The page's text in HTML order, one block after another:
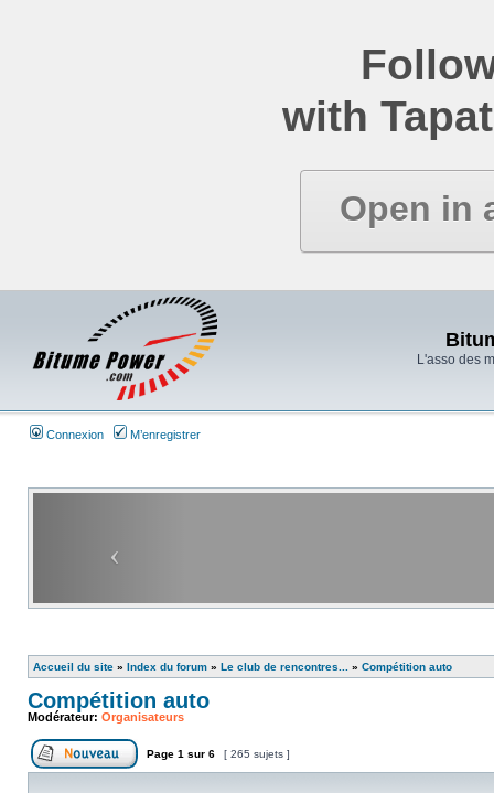
with
Open in
L'asso des
Connexion M’enregistrer
Accueil du site » Index du forum » Le club de rencontres... » Compétition auto
Compétition auto
Modérateur: Organisateurs
Page 1 sur 6 [ 265 sujets ]